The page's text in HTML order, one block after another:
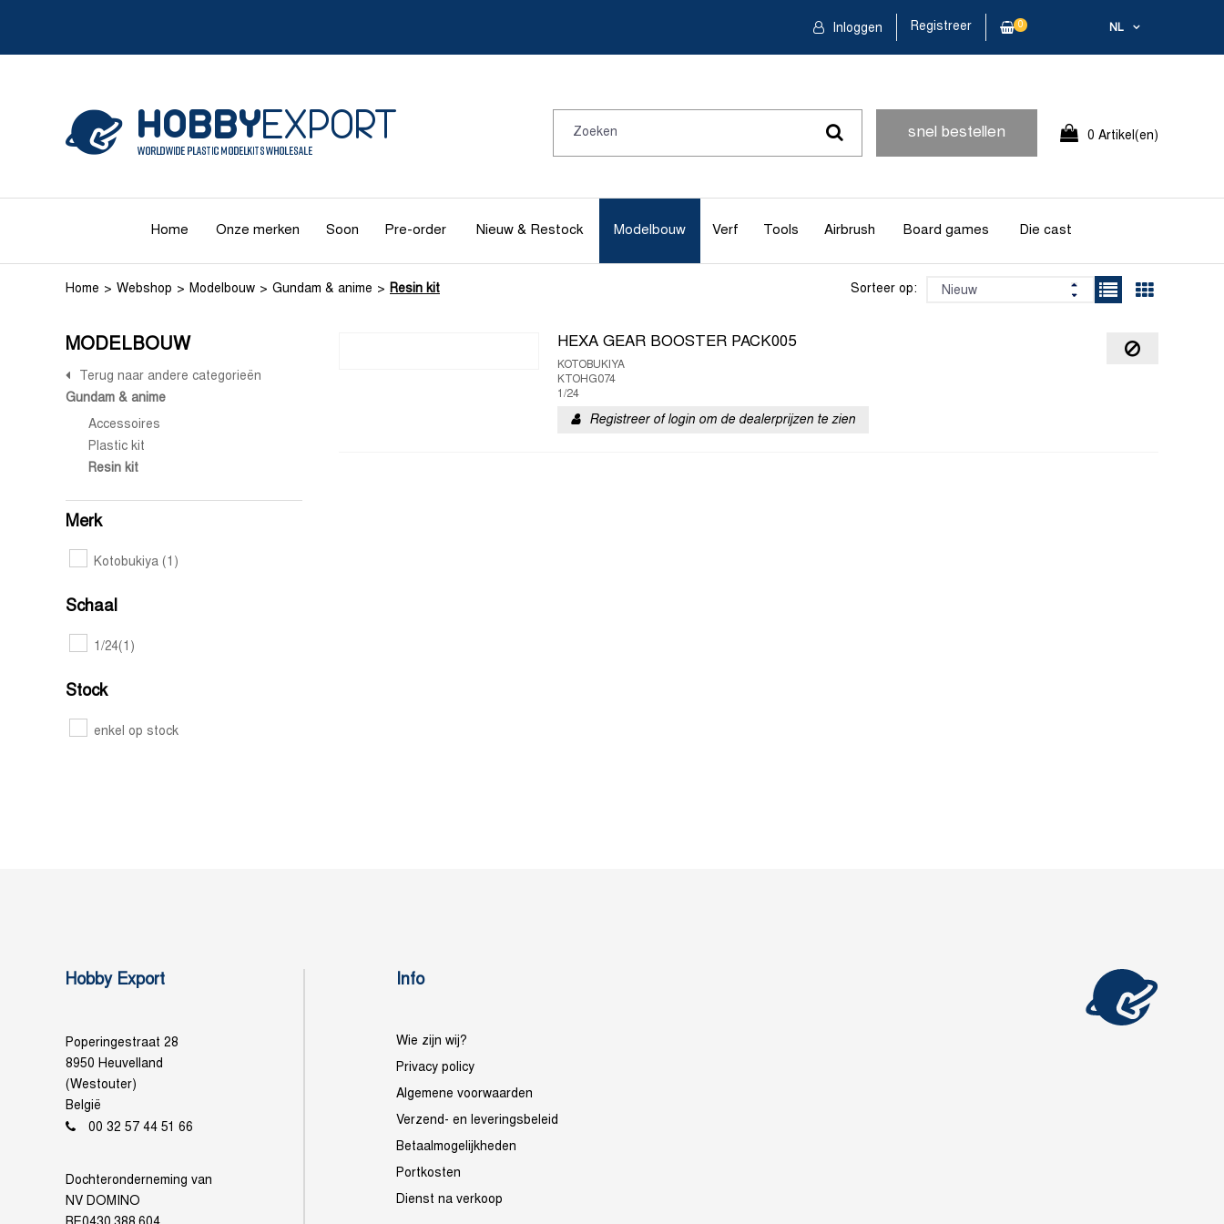
NL
Inloggen Registreer 0
snel bestellen 0 Artikel(en)
Home Onze merken Soon Pre-order Nieuw & Restock Modelbouw Verf Tools Airbrush Board games Die cast
Home Webshop Modelbouw Gundam & anime Resin kit Sorteer op:
MODELBOUW
Terug naar andere categorieën
Gundam & anime
Accessoires
Plastic kit
Resin kit
Merk
Kotobukiya (1)
Schaal
1/24(1)
Stock
enkel op stock
HEXA GEAR BOOSTER PACK005
KOTOBUKIYA
KTOHG074
1/24
Registreer of login om de dealerprijzen te zien
Hobby Export
Poperingestraat 28
8950 Heuvelland
(Westouter)
België
00 32 57 44 51 66
Dochteronderneming van
NV DOMINO
Info
Wie zijn wij?
Privacy policy
Algemene voorwaarden
Verzend- en leveringsbeleid
Betaalmogelijkheden
Portkosten
Dienst na verkoop